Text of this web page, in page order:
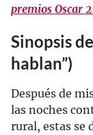
premios Oscar
Sinopsis
hablan”)
Después de
las noches
rural, estas se